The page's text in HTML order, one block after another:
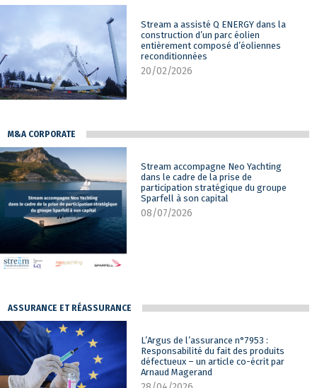
Stream a assisté Q ENERGY dans la
construction d’un parc éolien
entièrement composé d’éoliennes
reconditionnées
20/02/2026
M&A CORPORATE
Stream accompagne Neo Yachting
dans le cadre de la prise de
participation stratégique du groupe
Sparfell à son capital
08/07/2026
ASSURANCE ET RÉASSURANCE
L’Argus de l’assurance n°7953 :
Responsabilité du fait des produits
défectueux – un article co-écrit par
Arnaud Magerand